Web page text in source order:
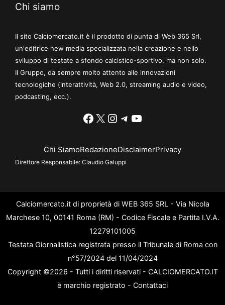
Chi siamo
Il sito Calciomercato.it è il prodotto di punta di Web 365 Srl,
un'editrice new media specializzata nella creazione e nello
sviluppo di testate a sfondo calcistico-sportivo, ma non solo.
Il Gruppo, da sempre molto attento alle innovazioni
tecnologiche (interattività, Web 2.0, streaming audio e video,
podcasting, ecc.).
Facebook
X Instagram
Telegram
YouTube
Chi SiamoRedazioneDisclaimerPrivacy
Direttore Responsabile: Claudio Galuppi
Calciomercato.it di proprietà di WEB 365 SRL - Via Nicola
Marchese 10, 00141 Roma (RM) - Codice Fiscale e Partita I.V.A.
12279101005
Testata Giornalistica registrata presso il Tribunale di Roma con
n°57/2024 del 11/04/2024
Copyright ©2026 - Tutti i diritti riservati - CALCIOMERCATO.IT
è marchio registrato - Contattaci